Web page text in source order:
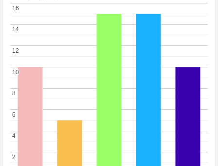
2
2
4
4
6
6
8
8
10
10
12
12
14
14
16
16